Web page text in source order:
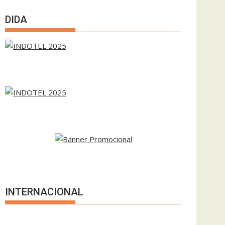
DIDA
INTERNACIONAL